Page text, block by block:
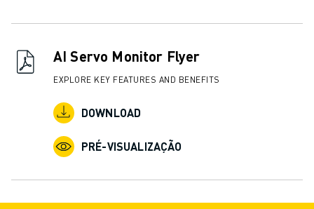
AI Servo Monitor Flyer
EXPLORE KEY FEATURES AND BENEFITS
DOWNLOAD
PRÉ-VISUALIZAÇÃO